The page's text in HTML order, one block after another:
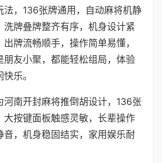
法，136张牌通用，自动麻将机静
洗牌叠牌整齐有序，机身设计紧
牌流畅顺手，操作简单易懂，
朋友小聚，都能轻松组局，体验
乐。
河南开封麻将推倒胡设计，136张
大按键面板触感灵敏，长辈操作
音，机身稳固结实，家用娱乐耐